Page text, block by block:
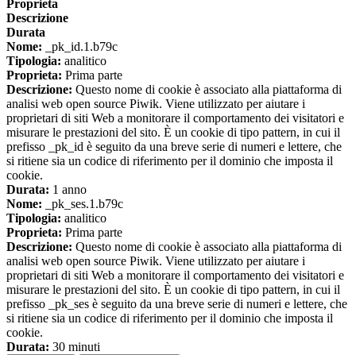
Proprieta
Descrizione
Durata
Nome: _pk_id.1.b79c
Tipologia: analitico
Proprieta: Prima parte
Descrizione: Questo nome di cookie è associato alla piattaforma di
analisi web open source Piwik. Viene utilizzato per aiutare i
proprietari di siti Web a monitorare il comportamento dei visitatori e
misurare le prestazioni del sito. È un cookie di tipo pattern, in cui il
prefisso _pk_id è seguito da una breve serie di numeri e lettere, che
si ritiene sia un codice di riferimento per il dominio che imposta il
cookie.
Durata: 1 anno
Nome: _pk_ses.1.b79c
Tipologia: analitico
Proprieta: Prima parte
Descrizione: Questo nome di cookie è associato alla piattaforma di
analisi web open source Piwik. Viene utilizzato per aiutare i
proprietari di siti Web a monitorare il comportamento dei visitatori e
misurare le prestazioni del sito. È un cookie di tipo pattern, in cui il
prefisso _pk_ses è seguito da una breve serie di numeri e lettere, che
si ritiene sia un codice di riferimento per il dominio che imposta il
cookie.
Durata: 30 minuti